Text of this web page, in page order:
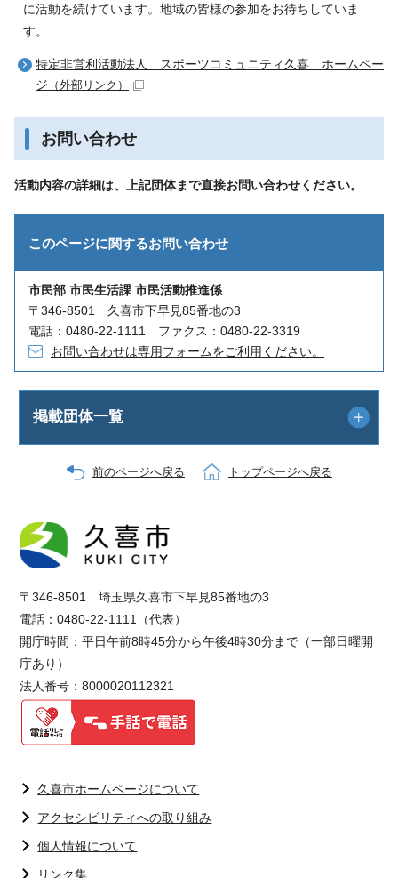
に活動を続けています。地域の皆様の参加をお待ちしていま
す。
特定非営利活動法人 スポーツコミュニティ久喜 ホームペー
ジ （外部リンク）
お問い合わせ
活動内容の詳細は、上記団体まで直接お問い合わせください。
このページに関するお問い合わせ
市民部 市民生活課 市民活動推進係
〒346-8501 久喜市下早見85番地の3
電話：0480-22-1111 ファクス：0480-22-3319
お問い合わせは専用フォームをご利用ください。
掲載団体一覧
前のページへ戻る トップページへ戻る
〒346-8501 埼玉県久喜市下早見85番地の3
電話：0480-22-1111（代表）
開庁時間：平日午前8時45分から午後4時30分まで（一部日曜開
庁あり）
法人番号：8000020112321
久喜市ホームページについて
アクセシビリティへの取り組み
個人情報について
リンク集